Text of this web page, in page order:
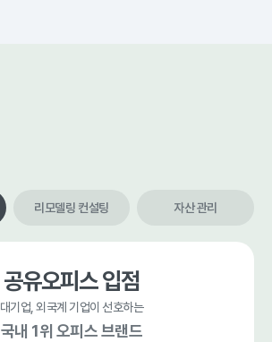
리모델링 컨설팅 자산 관리
최적화된 임대 대행 관리로
공유오피스 입점
대기업, 외국계 기업이 선호하는
국내 1위 오피스 브랜드
투명하고 전문적인 공사 진행
최적화된 임대 대행 관리로
대기업, 외국계 기업이 선호하는